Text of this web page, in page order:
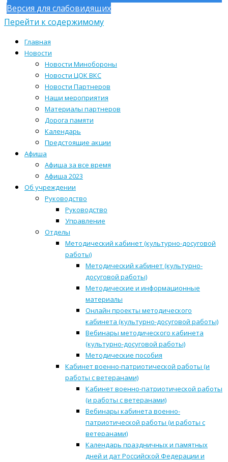
Версия для слабовидящих
Перейти к содержимому
Главная
Новости
Новости Минобороны
Новости ЦОК ВКС
Новости Партнеров
Наши мероприятия
Материалы партнеров
Дорога памяти
Календарь
Предстоящие акции
Афиша
Афиша за все время
Афиша 2023
Об учреждении
Руководство
Руководство
Управление
Отделы
Методический кабинет (культурно-досуговой
работы)
Методический кабинет (культурно-
досуговой работы)
Методические и информационные
материалы
Онлайн проекты методического
кабинета (культурно-досуговой работы)
Вебинары методического кабинета
(культурно-досуговой работы)
Методические пособия
Кабинет военно-патриотической работы (и
работы с ветеранами)
Кабинет военно-патриотической работы
(и работы с ветеранами)
Вебинары кабинета военно-
патриотической работы (и работы с
ветеранами)
Календарь праздничных и памятных
дней и дат Российской Федерации и